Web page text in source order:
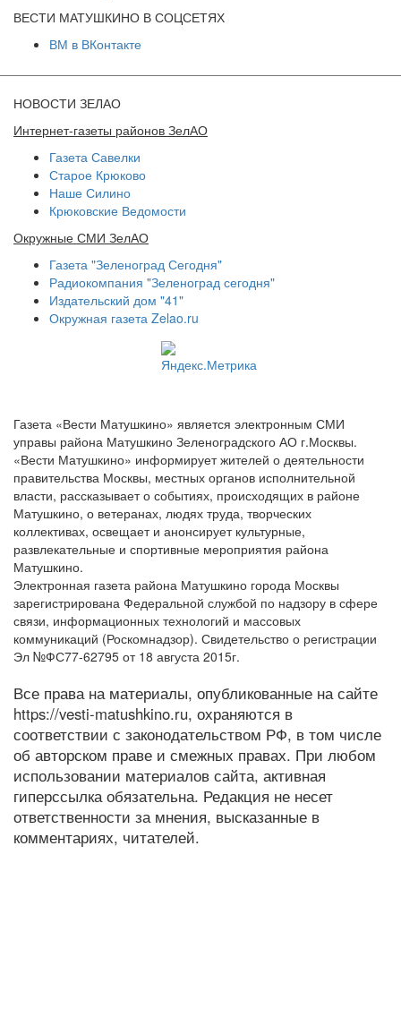
ВЕСТИ МАТУШКИНО В СОЦСЕТЯХ
ВМ в ВКонтакте
НОВОСТИ ЗЕЛАО
Интернет-газеты районов ЗелАО
Газета Савелки
Старое Крюково
Наше Силино
Крюковские Ведомости
Окружные СМИ ЗелАО
Газета "Зеленоград Сегодня"
Радиокомпания "Зеленоград сегодня"
Издательский дом "41"
Окружная газета Zelao.ru
Газета «Вести Матушкино» является электронным СМИ
управы района Матушкино Зеленоградского АО г.Москвы.
«Вести Матушкино» информирует жителей о деятельности
правительства Москвы, местных органов исполнительной
власти, рассказывает о событиях, происходящих в районе
Матушкино, о ветеранах, людях труда, творческих
коллективах, освещает и анонсирует культурные,
развлекательные и спортивные мероприятия района
Матушкино.
Электронная газета района Матушкино города Москвы
зарегистрирована Федеральной службой по надзору в сфере
связи, информационных технологий и массовых
коммуникаций (Роскомнадзор). Свидетельство о регистрации
Эл №ФС77-62795 от 18 августа 2015г.
Все права на материалы, опубликованные на сайте
https://vesti-matushkino.ru, охраняются в
соответствии с законодательством РФ, в том числе
об авторском праве и смежных правах. При любом
использовании материалов сайта, активная
гиперссылка обязательна. Редакция не несет
ответственности за мнения, высказанные в
комментариях, читателей.